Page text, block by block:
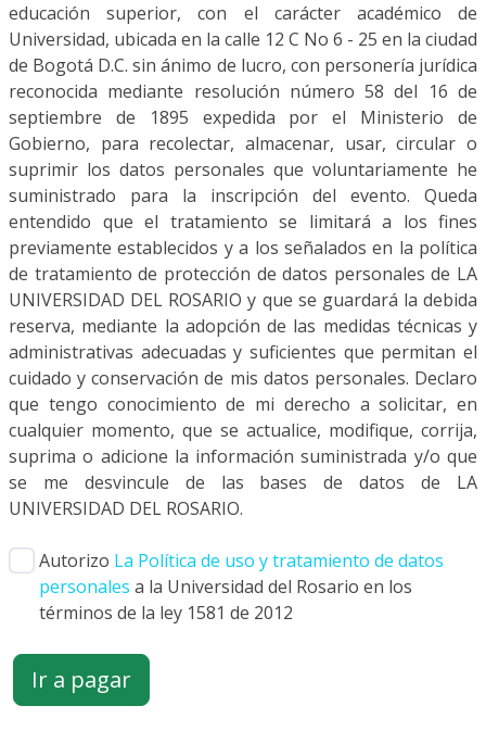
educación superior, con el carácter académico de
Universidad, ubicada en la calle 12 C No 6 - 25 en la ciudad
de Bogotá D.C. sin ánimo de lucro, con personería jurídica
reconocida mediante resolución número 58 del 16 de
septiembre de 1895 expedida por el Ministerio de
Gobierno, para recolectar, almacenar, usar, circular o
suprimir los datos personales que voluntariamente he
suministrado para la inscripción del evento. Queda
entendido que el tratamiento se limitará a los fines
previamente establecidos y a los señalados en la política
de tratamiento de protección de datos personales de LA
UNIVERSIDAD DEL ROSARIO y que se guardará la debida
reserva, mediante la adopción de las medidas técnicas y
administrativas adecuadas y suficientes que permitan el
cuidado y conservación de mis datos personales. Declaro
que tengo conocimiento de mi derecho a solicitar, en
cualquier momento, que se actualice, modifique, corrija,
suprima o adicione la información suministrada y/o que
se me desvincule de las bases de datos de LA
UNIVERSIDAD DEL ROSARIO.
Autorizo La Política de uso y tratamiento de datos
personales a la Universidad del Rosario en los
términos de la ley 1581 de 2012